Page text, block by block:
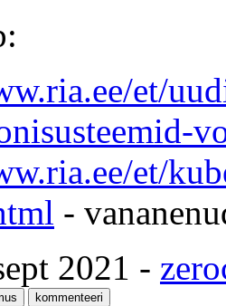
et/
et/
-
2021 -